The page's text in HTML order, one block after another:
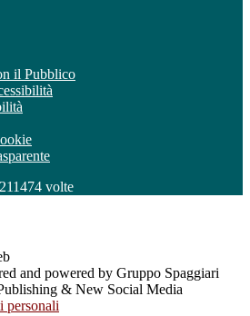
il Pubblico
211474 volte
and powered by Gruppo Spaggiari
& New Social Media
personali